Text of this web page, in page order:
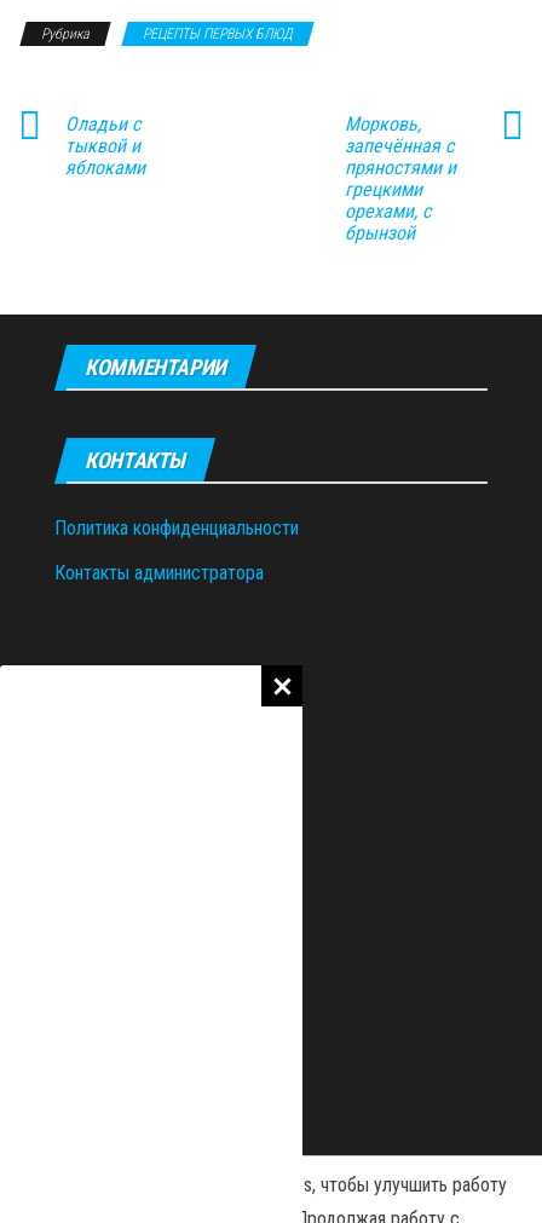
Рубрика РЕЦЕПТЫ ПЕРВЫХ БЛЮД
Оладьи с
тыквой и
яблоками
Морковь,
запечённая с
пряностями и
грецкими
орехами, с
брынзой
КОММЕНТАРИИ
КОНТАКТЫ
Политика конфиденциальности
Контакты администратора
Наш сайт использует файлы cookies, чтобы улучшить работу